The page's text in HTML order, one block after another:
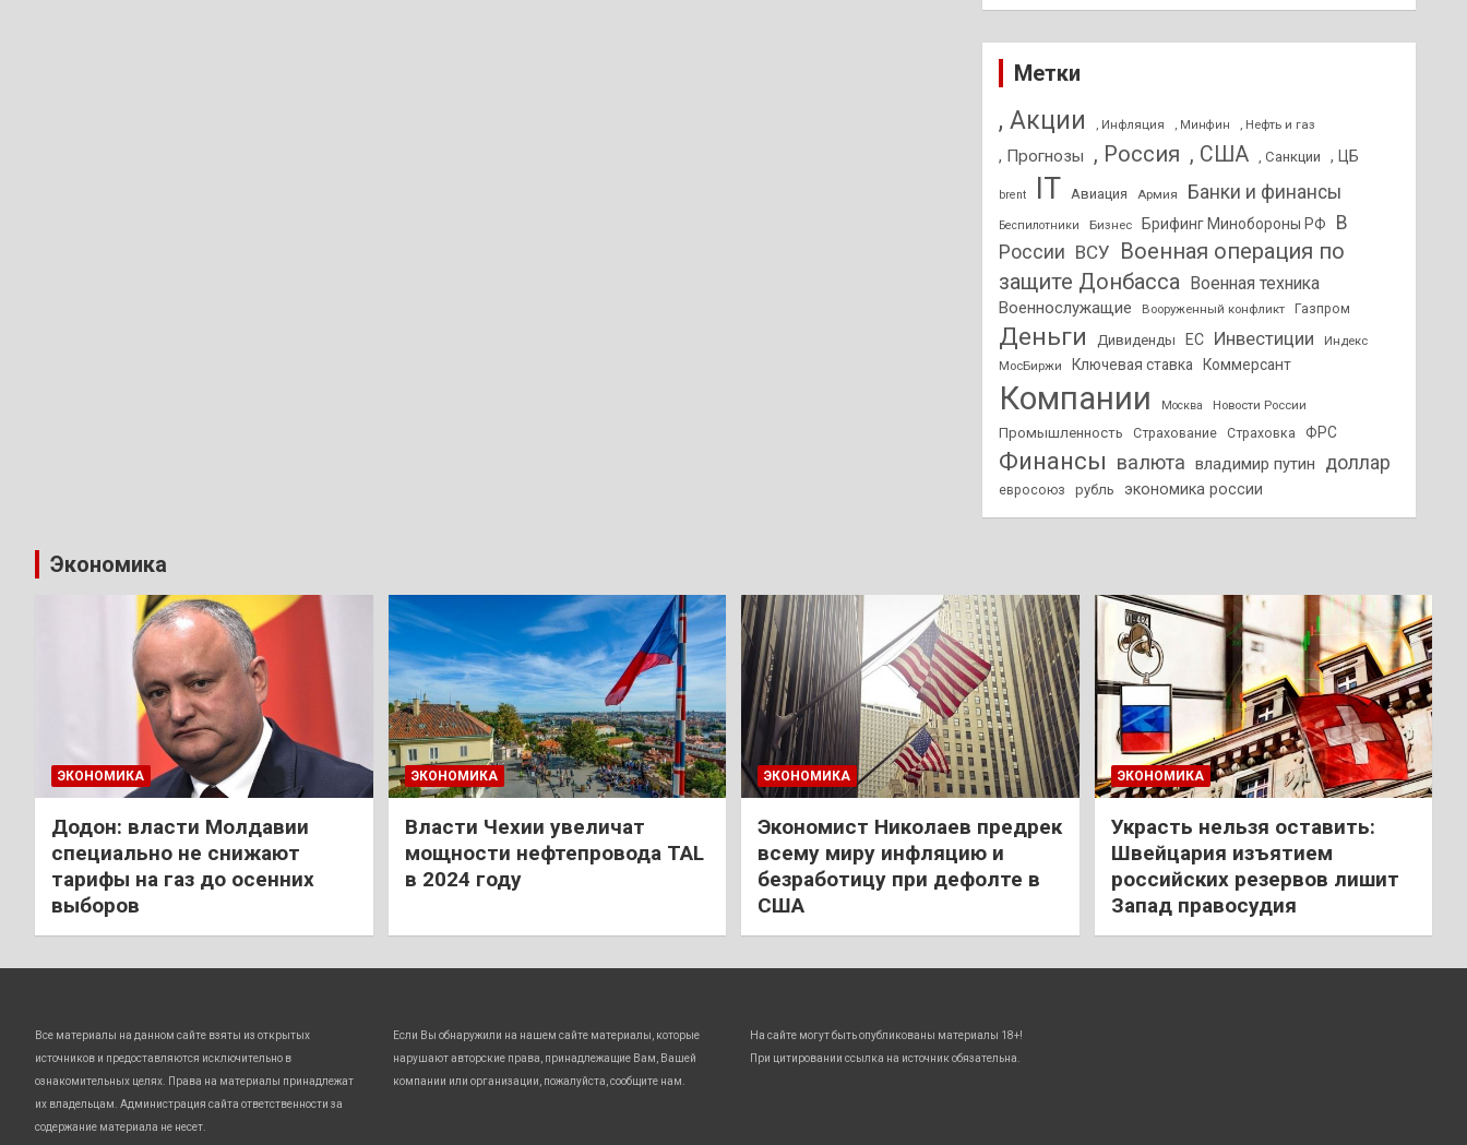
Метки
, Акции , Инфляция , Минфин , Нефть и газ
, Прогнозы , Россия , США , Санкции , ЦБ
brent IT Авиация Армия Банки и финансы
Беспилотники Бизнес Брифинг Минобороны РФ
В
России ВСУ Военная операция по
защите Донбасса Военная техника
Военнослужащие Вооруженный конфликт Газпром
Деньги Дивиденды ЕС Инвестиции
Индекс
МосБиржи
Ключевая ставка Коммерсант
Компании Москва Новости России
Промышленность Страхование Страховка ФРС
Финансы валюта владимир путин доллар
евросоюз рубль экономика россии
Экономика
ЭКОНОМИКА
Додон: власти Молдавии
специально не снижают
тарифы на газ до осенних
выборов
ЭКОНОМИКА
Власти Чехии увеличат
мощности нефтепровода TAL
в 2024 году
ЭКОНОМИКА
Экономист Николаев предрек
всему миру инфляцию и
безработицу при дефолте в
США
ЭКОНОМИКА
Украсть нельзя оставить:
Швейцария изъятием
российских резервов лишит
Запад правосудия
Все материалы на данном сайте взяты из открытых
источников и предоставляются исключительно в
ознакомительных целях. Права на материалы принадлежат
их владельцам. Администрация сайта ответственности за
содержание материала не несет.
Если Вы обнаружили на нашем сайте материалы, которые
нарушают авторские права, принадлежащие Вам, Вашей
компании или организации, пожалуйста, сообщите нам.
На сайте могут быть опубликованы материалы 18+!
При цитировании ссылка на источник обязательна.